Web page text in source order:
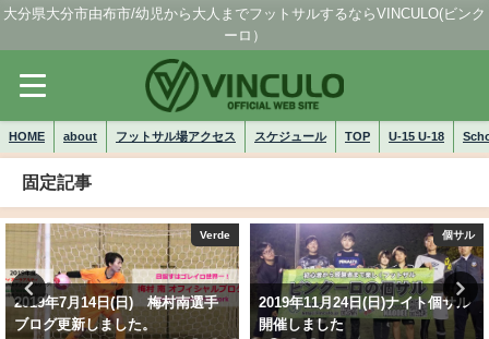
大分県大分市由布市/幼児から大人までフットサルするならVINCULO(ビンク
ーロ）
HOME about フットサル場アクセス スケジュール TOP U-15 U-18
固定記事
Verde
2019年7月14日(日) 梅村南選手
ブログ更新しました。
個サル
2019年11月24日(日)ナイト個サル
開催しました